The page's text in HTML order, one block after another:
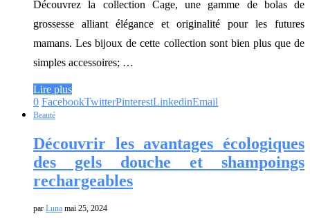
Découvrez la collection Cage, une gamme de bolas de
grossesse alliant élégance et originalité pour les futures
mamans. Les bijoux de cette collection sont bien plus que de
simples accessoires; …
Lire plus
0 FacebookTwitterPinterestLinkedinEmail
Beauté
Découvrir les avantages écologiques
des gels douche et shampoings
rechargeables
par Luna mai 25, 2024